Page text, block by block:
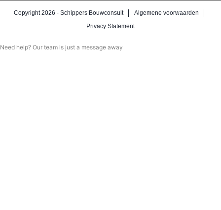
Copyright 2026 - Schippers Bouwconsult
Algemene voorwaarden
Privacy Statement
Need help? Our team is just a message away